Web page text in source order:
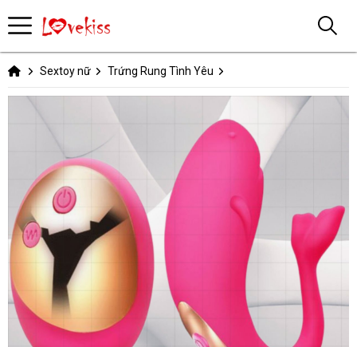
Sextoy nữ Trứng Rung Tình Yêu